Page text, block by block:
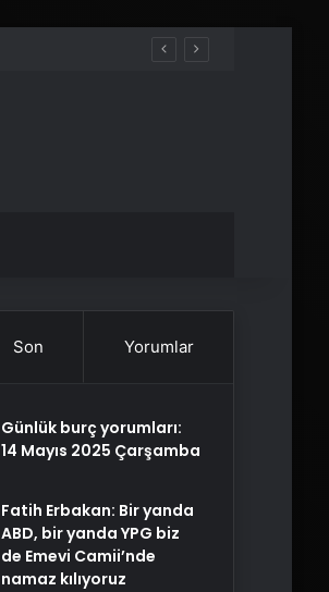
Son Yorumlar
Günlük burç yorumları:
14 Mayıs 2025 Çarşamba
Fatih Erbakan: Bir yanda
ABD, bir yanda YPG biz
de Emevi Camii’nde
namaz kılıyoruz